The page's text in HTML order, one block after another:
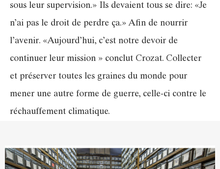
sous leur supervision.» Ils devaient tous se dire: «Je
n’ai pas le droit de perdre ça.» Afin de nourrir
l’avenir. «Aujourd’hui, c’est notre devoir de
continuer leur mission » conclut Crozat. Collecter
et préserver toutes les graines du monde pour
mener une autre forme de guerre, celle-ci contre le
réchauffement climatique.